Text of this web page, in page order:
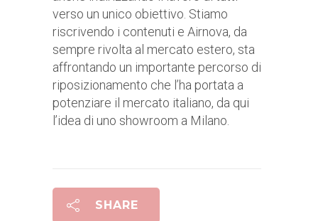
verso un unico obiettivo. Stiamo
riscrivendo i contenuti e Airnova, da
sempre rivolta al mercato estero, sta
affrontando un importante percorso di
riposizionamento che l’ha portata a
potenziare il mercato italiano, da qui
l’idea di uno showroom a Milano.
SHARE